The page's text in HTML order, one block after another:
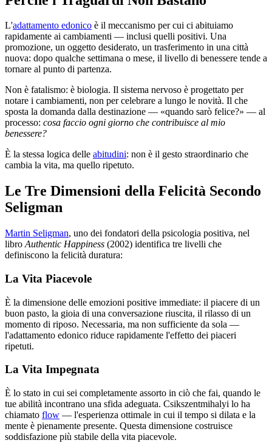
L'adattamento edonico è il meccanismo per cui ci abituiamo
rapidamente ai cambiamenti — inclusi quelli positivi. Una
promozione, un oggetto desiderato, un trasferimento in una città
nuova: dopo qualche settimana o mese, il livello di benessere tende a
tornare al punto di partenza.
Non è fatalismo: è biologia. Il sistema nervoso è progettato per
notare i cambiamenti, non per celebrare a lungo le novità. Il che
sposta la domanda dalla destinazione — «quando sarò felice?» — al
processo: cosa faccio ogni giorno che contribuisce al mio
benessere?
È la stessa logica delle abitudini: non è il gesto straordinario che
cambia la vita, ma quello ripetuto.
Le Tre Dimensioni della Felicità Secondo
Seligman
Martin Seligman, uno dei fondatori della psicologia positiva, nel
libro Authentic Happiness (2002) identifica tre livelli che
definiscono la felicità duratura:
La Vita Piacevole
È la dimensione delle emozioni positive immediate: il piacere di un
buon pasto, la gioia di una conversazione riuscita, il rilasso di un
momento di riposo. Necessaria, ma non sufficiente da sola —
l'adattamento edonico riduce rapidamente l'effetto dei piaceri
ripetuti.
La Vita Impegnata
È lo stato in cui sei completamente assorto in ciò che fai, quando le
tue abilità incontrano una sfida adeguata. Csikszentmihalyi lo ha
chiamato flow — l'esperienza ottimale in cui il tempo si dilata e la
mente è pienamente presente. Questa dimensione costruisce
soddisfazione più stabile della vita piacevole.